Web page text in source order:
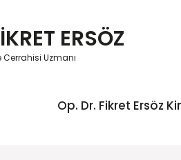
ERSÖZ
Cerrahisi Uzmanı
Op. Dr. Fikret Ersöz